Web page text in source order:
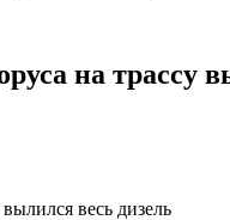
на трассу